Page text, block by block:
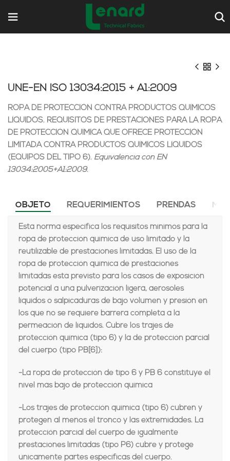
UNE-EN ISO 13034:2015 + A1:2009
ROPA DE PROTECCIÓN CONTRA PRODUCTOS QUÍMICOS
LÍQUIDOS. REQUISITOS DE PRESTACIONES PARA LA ROPA
DE PROTECCIÓN QUÍMICA QUE OFRECE PROTECCIÓN
LIMITADA CONTRA PRODUCTOS QUÍMICOS LÍQUIDOS
(EQUIPOS DEL TIPO 6). Equivalencia con EN
13034:2005+A1:2009.
OBJETO REQUERIMIENTOS PRENDAS
Esta norma específica los requisitos mínimos para la
ropa de protección química de uso limitado y la
reutilizable de prestaciones limitadas. El uso de la
ropa de protección química de prestaciones
limitadas está previsto para los casos de exposición
potencial a una pulverización ligera, aerosoles
líquidos o salpicaduras de bajo volumen y presión en
los que no se requiere barrera completa a la
permeación de líquidos. Cubre los trajes de
protección química (tipo 6) y la de protección parcial
del cuerpo (tipo PB[6]):
-La ropa de protección de tipo 6 y PB 6 constituye el
nivel más bajo de protección química
-Los trajes de protección química (tipo 6) cubren y
protegen al menos el tronco y las extremidades. La
protección parcial del cuerpo de igualmente
prestaciones limitadas (tipo P6) cubre y protege
únicamente partes específicas del cuerpo.